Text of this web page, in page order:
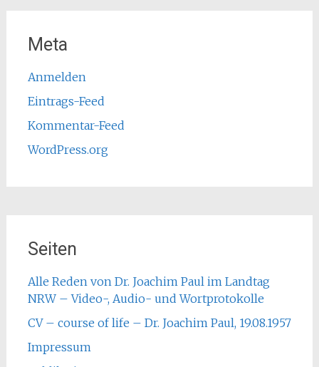
Meta
Anmelden
Eintrags-Feed
Kommentar-Feed
WordPress.org
Seiten
Alle Reden von Dr. Joachim Paul im Landtag
NRW – Video-, Audio- und Wortprotokolle
CV – course of life – Dr. Joachim Paul, 19.08.1957
Impressum